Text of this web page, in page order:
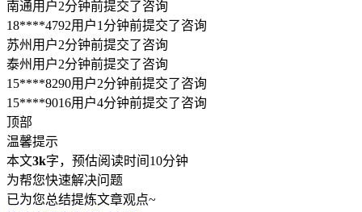
展开全部
利辛县律师 杜集区律师 禹会区律师
裕安区律师 洛江区律师 南安市律师
光明新区律师 三水区律师 顺德区律师
师 博白县律师 独山县律师 普定县律师
师 金沙县律师 安龙县律师 徐水县律师
师 扶沟县律师
雨花区律师
连云区律师
灌南县律师 高淳区律师
经济技术开发区律师
蒙古族自治县律师 成武县律师
严禁采集，违者必究
©2004-2026 m.64365.com All Rights Reserved.
蜀ICP备15018055号-1 隐私保护
营业执照信息查看
找律师
免费诊断
风险自测
免费